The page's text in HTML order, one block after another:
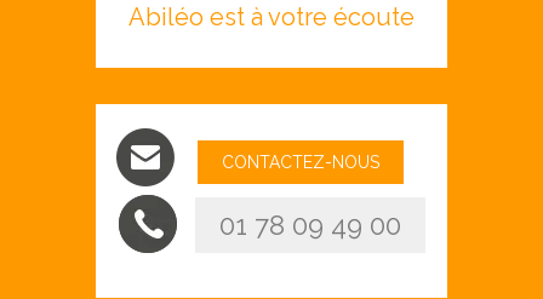
Abiléo est à votre écoute
CONTACTEZ-NOUS
01 78 09 49 00